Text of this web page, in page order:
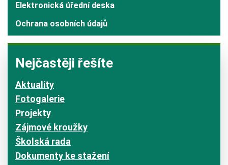
Elektronická úřední deska
Ochrana osobních údajů
Nejčastěji řešíte
Aktuality
Fotogalerie
Projekty
Zájmové kroužky
Školská rada
Dokumenty ke stažení